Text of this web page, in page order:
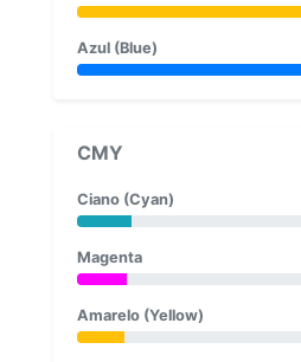
Azul (Blue)
CMY
Ciano (Cyan)
Magenta
Amarelo (Yellow)